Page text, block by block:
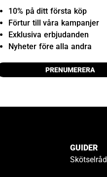
10% på ditt första köp
Förtur till våra kampanjer
Exklusiva erbjudanden
Nyheter före alla andra
PRENUMERERA
GUIDER
Skötselråd